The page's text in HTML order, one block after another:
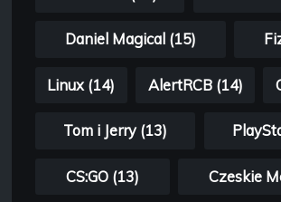
Daniel Magical (15)
Linux (14) AlertRCB (14)
Tom i Jerry (13)
CS:GO (13) Czeskie